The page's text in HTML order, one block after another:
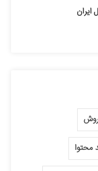
ایران
محتوا